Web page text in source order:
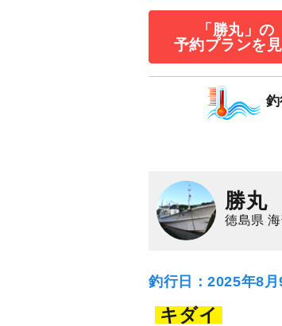
仕立
アジ五
「勝丸」の
予約プランを
勝丸
徳島県
釣行日：2025年8
キダイ